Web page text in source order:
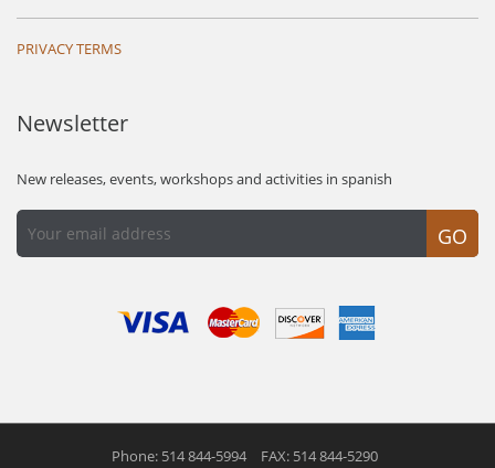
PRIVACY TERMS
Newsletter
New releases, events, workshops and activities in spanish
GO
Phone: 514 844-5994
FAX: 514 844-5290